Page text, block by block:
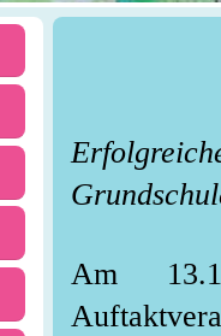
Am